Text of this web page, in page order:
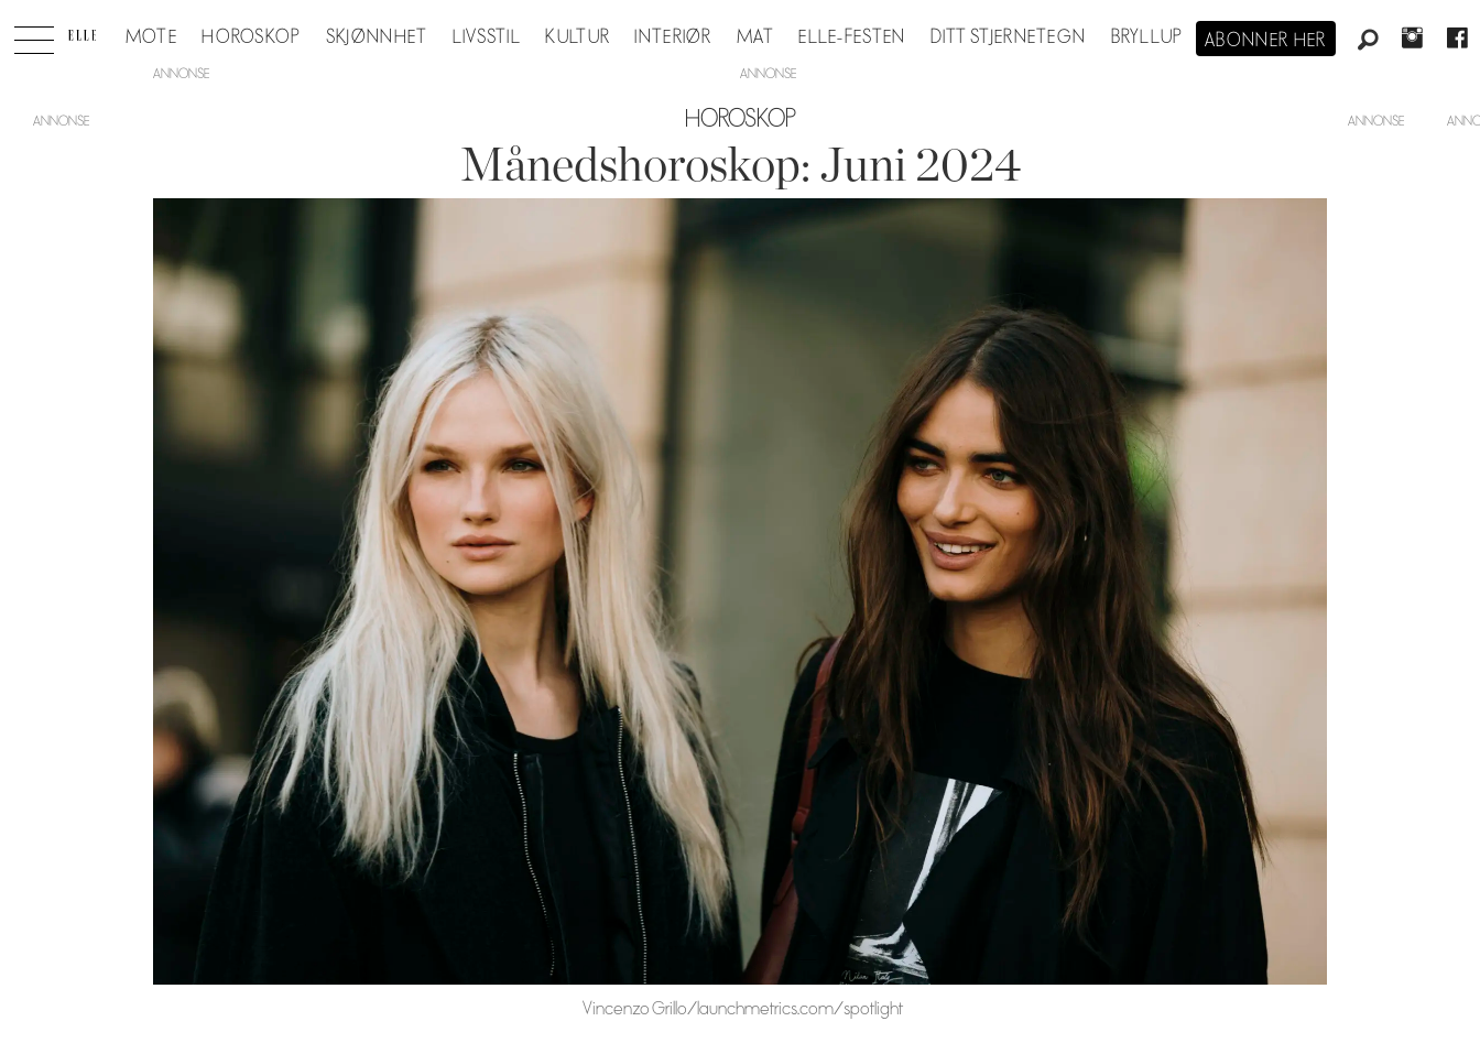
MOTE HOROSKOP SKJØNNHET LIVSSTIL KULTUR INTERIØR MAT ELLE-FESTEN DITT STJERNETEGN BRYLLUP ABONNER HER
ANNONSE
HOROSKOP
Månedshoroskop: Juni 2024
Vincenzo Grillo/launchmetrics.com/spotlight
ANNONSE